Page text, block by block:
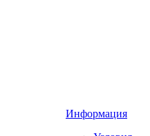
Информация